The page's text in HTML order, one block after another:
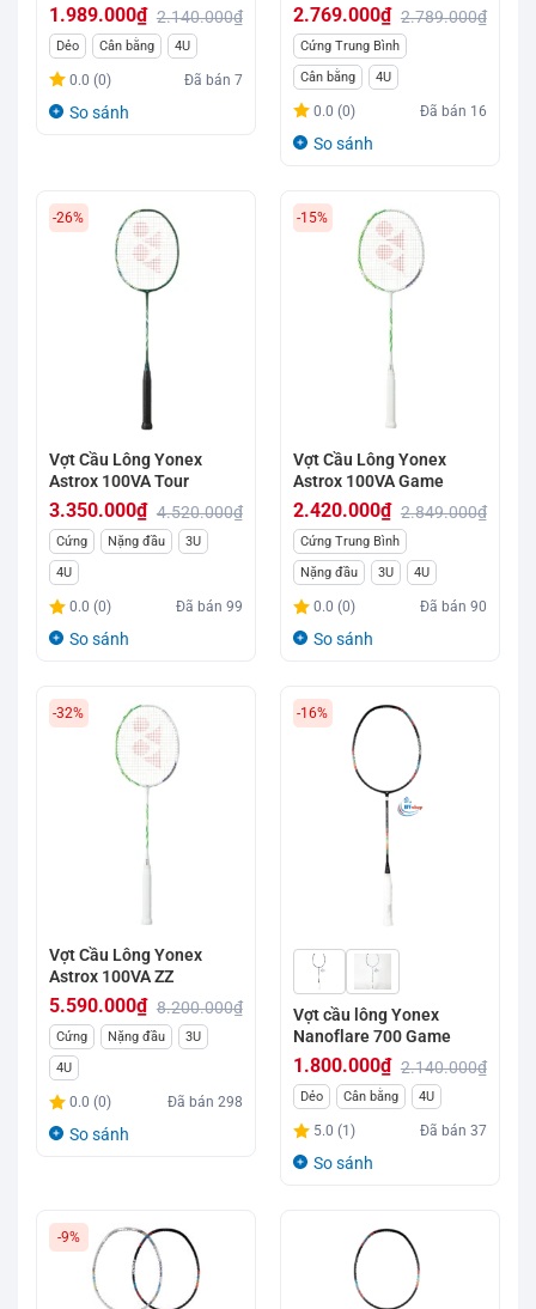
2.140.000₫
Giá
gốc
là:
1.989.000₫
Giá
hiện
tại
Dẻo Cân bằng 4U
0.0 (0) Đã bán7
So sánh
2.789.000₫
Giá
gốc
là:
2.789.000₫.
2.769.000₫
Giá
hiện
tại
là:
Cứng Trung Bình
Cân bằng
4U
0.0 (0) Đã bán 16
So sánh
-26%
Vợt Cầu Lông Yonex
Astrox 100VA Tour
4.520.000₫
Giá
gốc
là:
4.520.000₫.
3.350.000₫
Giá
hiện
tại
là:
Cứng Nặng đầu
3U
4U
0.0 (0) Đã bán99
So sánh
-15%
Vợt Cầu Lông Yonex
Astrox 100VA Game
2.849.000₫
Giá
gốc
là:
2.849.000₫.
2.420.000₫
Giá
hiện
tại
là:
Cứng Trung Bình
Nặng đầu
3U 4U
0.0 (0) Đã bán90
So sánh
-32%
Vợt Cầu Lông Yonex
Astrox 100VA ZZ
8.200.000₫
Giá
gốc
là:
8.200.000₫.
5.590.000₫
Giá
hiện
tại
là:
Cứng Nặng đầu
3U
4U
0.0 (0) Đã bán298
So sánh
-16%
Vợt cầu lông Yonex
Nanoflare 700 Game
2.140.000₫
Giá
gốc
là:
1.800.000₫
Giá
hiện
tại
Dẻo Cân bằng 4U
5.0 (1) Đã bán37
So sánh
-9%